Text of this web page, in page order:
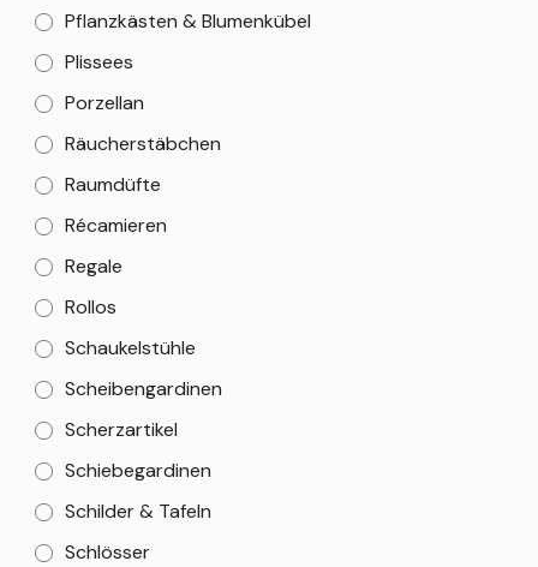
Pflanzkästen & Blumenkübel
Plissees
Porzellan
Räucherstäbchen
Raumdüfte
Récamieren
Regale
Rollos
Schaukelstühle
Scheibengardinen
Scherzartikel
Schiebegardinen
Schilder & Tafeln
Schlösser